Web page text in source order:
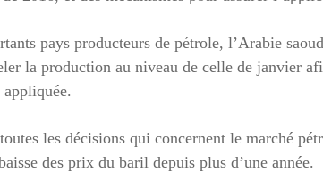
pays producteurs de pétrole, l’Arabie
la production au niveau de celle de janvier
les décisions qui concernent le marché
des prix du baril depuis plus d’une